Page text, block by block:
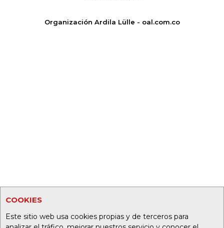
COOKIES
Este sitio web usa cookies propias y de terceros para
Organización Ardila Lülle - oal.com.co